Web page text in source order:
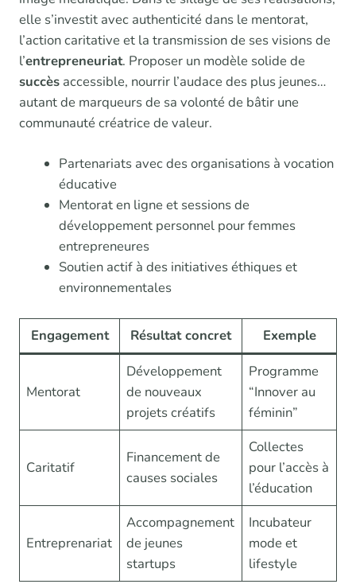
elle s’investit avec authenticité dans le mentorat,
l’action caritative et la transmission de ses visions de
l’entrepreneuriat. Proposer un modèle solide de
succès accessible, nourrir l’audace des plus jeunes…
autant de marqueurs de sa volonté de bâtir une
communauté créatrice de valeur.
Partenariats avec des organisations à vocation
éducative
Mentorat en ligne et sessions de
développement personnel pour femmes
entrepreneures
Soutien actif à des initiatives éthiques et
environnementales
Engagement Résultat concret Exemple
Mentorat
Développement
de nouveaux
projets créatifs
Programme
“Innover au
féminin”
Caritatif
Financement de
causes sociales
Collectes
pour l’accès à
l’éducation
Entreprenariat
Accompagnement
de jeunes
startups
Incubateur
mode et
lifestyle